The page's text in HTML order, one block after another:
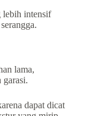
lebih intensif
lama,
garasi.
dapat dicat